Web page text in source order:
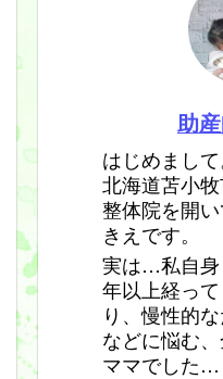
助
はじめまして
北海道苫小
整体院を開
きえです。
実は…私自身
年以上経っ
り、慢性的
などに悩む
ママでした…